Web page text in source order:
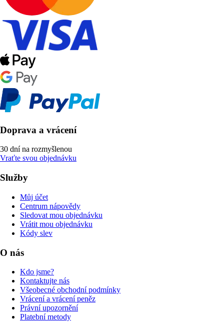
Doprava a vrácení
30 dní na rozmyšlenou
Vraťte svou objednávku
Služby
Můj účet
Centrum nápovědy
Sledovat mou objednávku
Vrátit mou objednávku
Kódy slev
O nás
Kdo jsme?
Kontaktujte nás
Všeobecné obchodní podmínky
Vrácení a vrácení peněz
Právní upozornění
Platební metody